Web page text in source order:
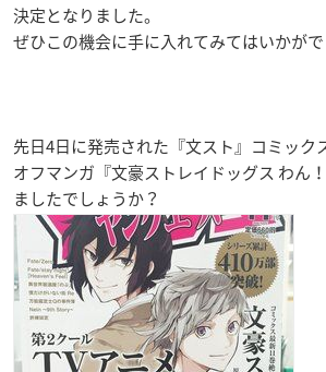
決定となりました。
ぜひこの機会に手に入れてみてはいかが
先日4日に発売された『文スト』コミック
オフマンガ『文豪ストレイドッグス わん
ましたでしょうか？